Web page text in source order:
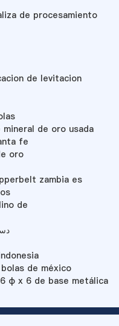
de procesamiento
de levitacion
de oro usada
fe
oro
zambia es
de
de méxico
φ x 6 de base metálica